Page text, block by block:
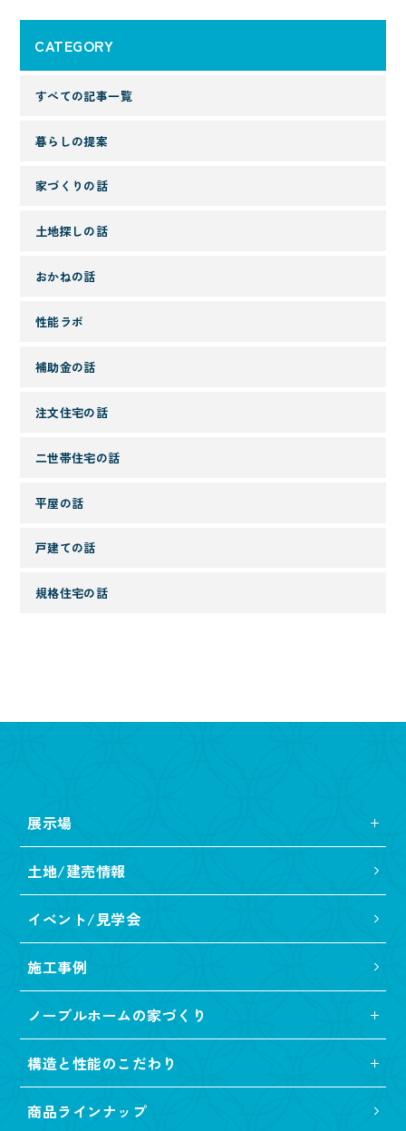
CATEGORY
すべての記事一覧
暮らしの提案
家づくりの話
土地探しの話
おかねの話
性能ラボ
補助金の話
注文住宅の話
二世帯住宅の話
平屋の話
戸建ての話
規格住宅の話
展示場
土地/建売情報
イベント/見学会
施工事例
ノーブルホームの家づくり
構造と性能のこだわり
商品ラインナップ